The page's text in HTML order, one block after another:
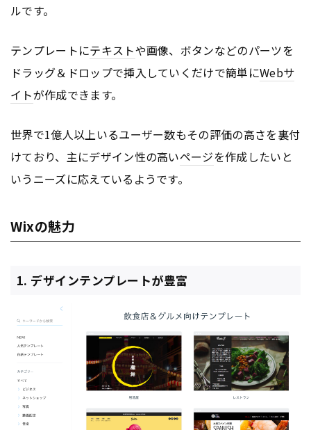
ルです。
テンプレートにテキストや画像、ボタンなどのパーツを
ドラッグ＆ドロップで挿入していくだけで簡単にWebサ
イトが作成できます。
世界で1億人以上いるユーザー数もその評価の高さを裏付
けており、主にデザイン性の高いページを作成したいと
いうニーズに応えているようです。
Wixの魅力
1. デザインテンプレートが豊富